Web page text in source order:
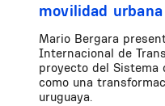
movilidad urbana
Mario Bergara
Internacional de
proyecto del Sistema
como una
uruguaya.